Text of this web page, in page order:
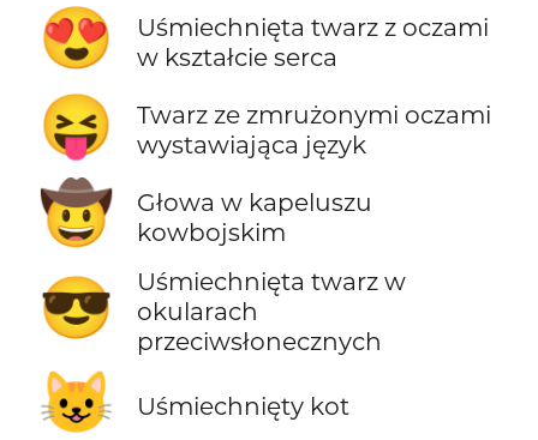
😍
Uśmiechnięta twarz z oczami
w kształcie serca
😝
Twarz ze zmrużonymi oczami
wystawiająca język
🤠
Głowa w kapeluszu
kowbojskim
😎
Uśmiechnięta twarz w
okularach
przeciwsłonecznych
😺 Uśmiechnięty kot